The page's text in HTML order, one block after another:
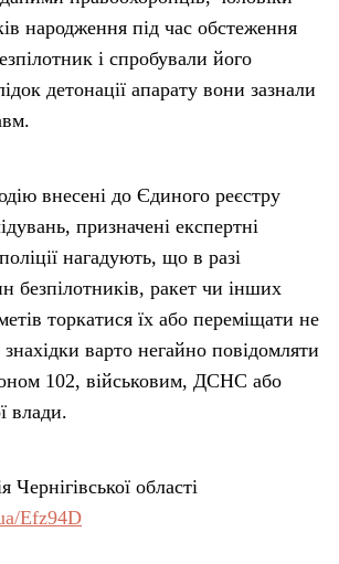
народження під час обстеження
і спробували його
детонації апарату вони зазнали
внесені до Єдиного реєстру
призначені експертні
нагадують, що в разі
безпілотників, ракет чи інших
торкатися їх або переміщати не
варто негайно повідомляти
102, військовим, ДСНС або
влади.
області
Efz94D